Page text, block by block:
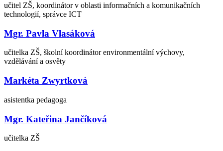
učitel ZŠ, koordinátor v oblasti informačních a komunikačních
technologií, správce ICT
Mgr. Pavla Vlasáková
učitelka ZŠ, školní koordinátor environmentální výchovy,
vzdělávání a osvěty
Markéta Zwyrtková
asistentka pedagoga
Mgr. Kateřina Jančíková
učitelka ZŠ